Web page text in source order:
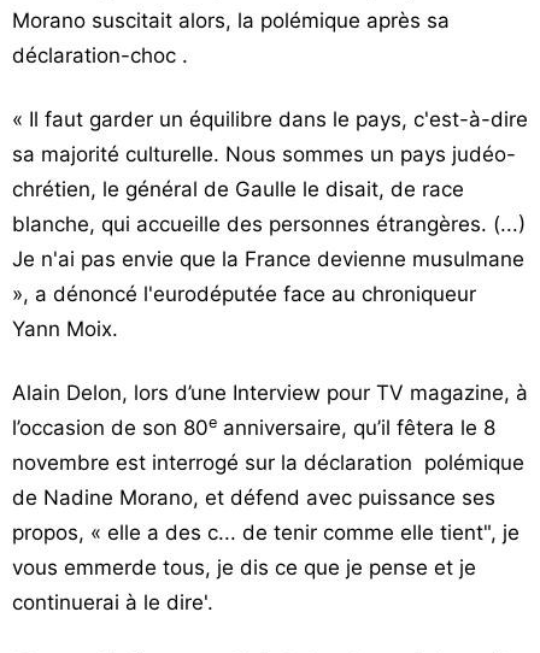
Morano suscitait alors, la polémique après sa
déclaration-choc .
« Il faut garder un équilibre dans le pays, c'est-à-dire
sa majorité culturelle. Nous sommes un pays judéo-
chrétien, le général de Gaulle le disait, de race
blanche, qui accueille des personnes étrangères. (...)
Je n'ai pas envie que la France devienne musulmane
», a dénoncé l'eurodéputée face au chroniqueur
Yann Moix.
Alain Delon, lors d’une Interview pour TV magazine, à
l’occasion de son 80e anniversaire, qu’il fêtera le 8
novembre est interrogé sur la déclaration polémique
de Nadine Morano, et défend avec puissance ses
propos, « elle a des c... de tenir comme elle tient", je
vous emmerde tous, je dis ce que je pense et je
continuerai à le dire'.